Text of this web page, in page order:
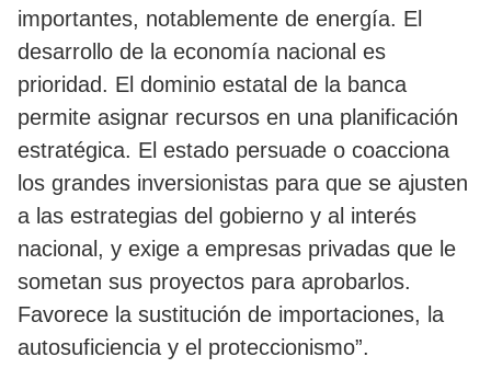
importantes, notablemente de energía. El
desarrollo de la economía nacional es
prioridad. El dominio estatal de la banca
permite asignar recursos en una planificación
estratégica. El estado persuade o coacciona
los grandes inversionistas para que se ajusten
a las estrategias del gobierno y al interés
nacional, y exige a empresas privadas que le
sometan sus proyectos para aprobarlos.
Favorece la sustitución de importaciones, la
autosuficiencia y el proteccionismo”.